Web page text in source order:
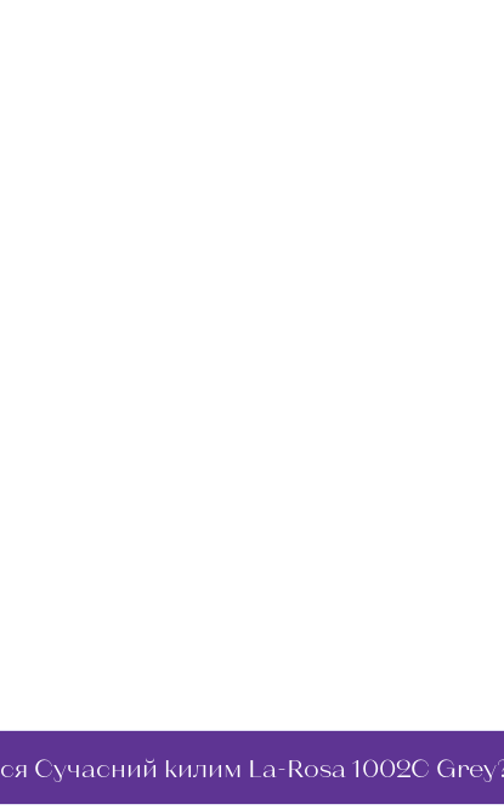
Сучасний килим La-Rosa 1002C